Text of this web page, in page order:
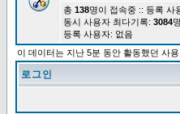
총 138명이 접속중 :: 등록
동시 사용자 최다기록: 3084
등록 사용자: 없음
이 데이터는 지난 5분 동안 활동했던 사
로그인